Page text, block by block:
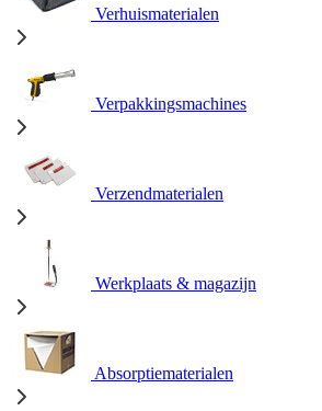
Verhuismaterialen
Verpakkingsmachines
Verzendmaterialen
Werkplaats & magazijn
Absorptiematerialen